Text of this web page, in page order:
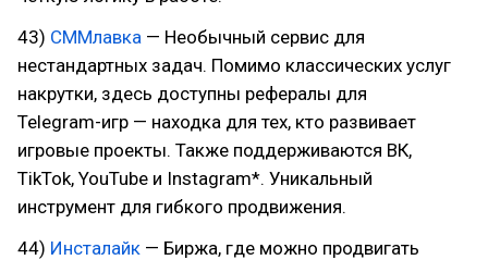
43) СММлавка — Необычный сервис для
нестандартных задач. Помимо классических услуг
накрутки, здесь доступны рефералы для
Telegram-игр — находка для тех, кто развивает
игровые проекты. Также поддерживаются ВК,
TikTok, YouTube и Instagram*. Уникальный
инструмент для гибкого продвижения.
44) Инсталайк — Биржа, где можно продвигать